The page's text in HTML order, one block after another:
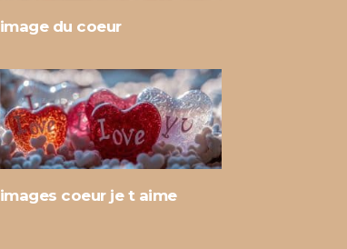
image du coeur
images coeur je t aime